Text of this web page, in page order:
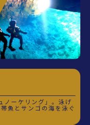
ノーケリング」。泳げ
魚とサンゴの海を泳ぐ